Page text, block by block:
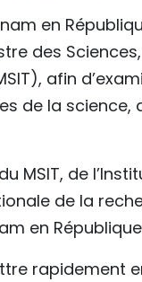
en
des
afin
de la science,
MSIT, de
de la
en
rapidement